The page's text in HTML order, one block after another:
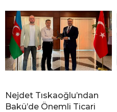
Nejdet Tıskaoğlu’ndan
Bakü’de Önemli Ticari